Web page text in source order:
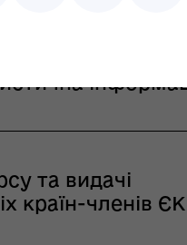
конкурсу та
та видачі
країн-членів